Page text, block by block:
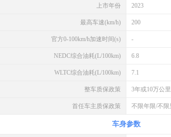
上市年份 2023
最高车速(km/h) 200
官方0-100km/h加速时间(s) -
NEDC综合油耗(L/100km) 6.8
WLTC综合油耗(L/100km) 7.1
整车质保政策 3年或10万公里
首任车主质保政策 不限年限/不
车身参数